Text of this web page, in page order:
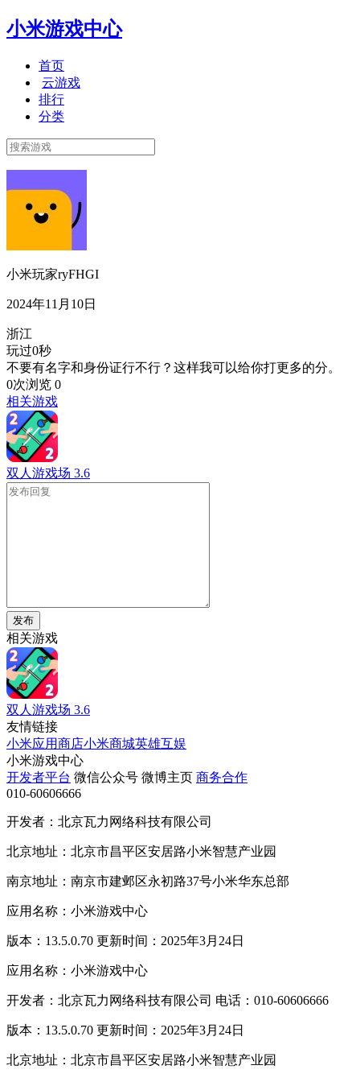
小米游戏中心
首页
云游戏
排行
分类
小米玩家ryFHGI
2024年11月10日
浙江
玩过0秒
不要有名字和身份证行不行？这样我可以给你打更多的分。
0次浏览 0
相关游戏
双人游戏场 3.6
发布
相关游戏
双人游戏场 3.6
友情链接
小米应用商店小米商城英雄互娱
小米游戏中心
开发者平台 微信公众号 微博主页 商务合作
010-60606666
开发者：北京瓦力网络科技有限公司
北京地址：北京市昌平区安居路小米智慧产业园
南京地址：南京市建邺区永初路37号小米华东总部
应用名称：小米游戏中心
版本：13.5.0.70 更新时间：2025年3月24日
应用名称：小米游戏中心
开发者：北京瓦力网络科技有限公司 电话：010-60606666
版本：13.5.0.70 更新时间：2025年3月24日
北京地址：北京市昌平区安居路小米智慧产业园